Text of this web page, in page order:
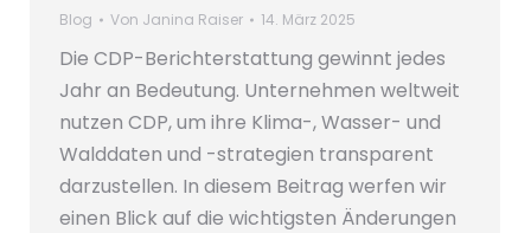
Blog Von Janina Raiser 14. März 2025
Die CDP-Berichterstattung gewinnt jedes
Jahr an Bedeutung. Unternehmen weltweit
nutzen CDP, um ihre Klima-, Wasser- und
Walddaten und -strategien transparent
darzustellen. In diesem Beitrag werfen wir
einen Blick auf die wichtigsten Änderungen